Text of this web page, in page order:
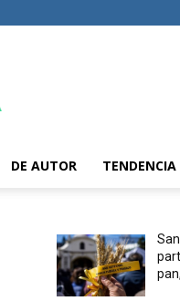
DE AUTOR TENDENCIA